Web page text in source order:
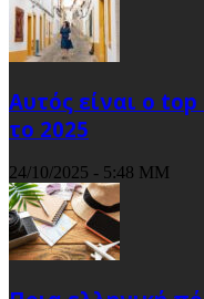
Αυτός είναι ο
το 2025
24/10/2025 - 5:48 ΜΜ